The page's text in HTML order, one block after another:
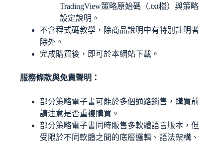
TradingView策略原始碼（.txt檔）與策略
設定說明。
不含程式碼教學，除商品說明中有特別註明者
除外。
完成購買後，即可於本網站下載。
服務條款與免責聲明：
部分策略電子書可能於多個通路銷售，購買前
請注意是否重複購買。
部分策略電子書同時販售多軟體語言版本，但
受限於不同軟體之間的底層邏輯、語法架構、